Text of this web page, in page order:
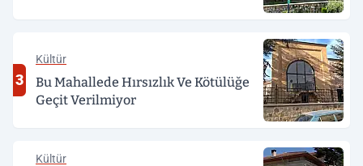
3
Kültür
Bu Mahallede Hırsızlık Ve Kötülüğe
Geçit Verilmiyor
Kültür